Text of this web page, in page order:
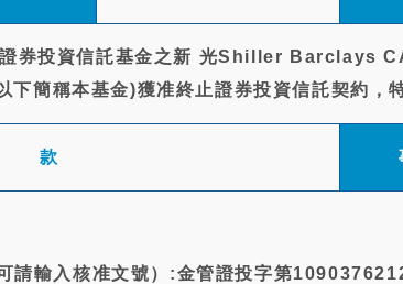
券投資信託基金之新 光Shiller Barclays
下簡稱本基金)獲准終止證券投資信託契約，
款
請輸入核准文號）:金管證投字第